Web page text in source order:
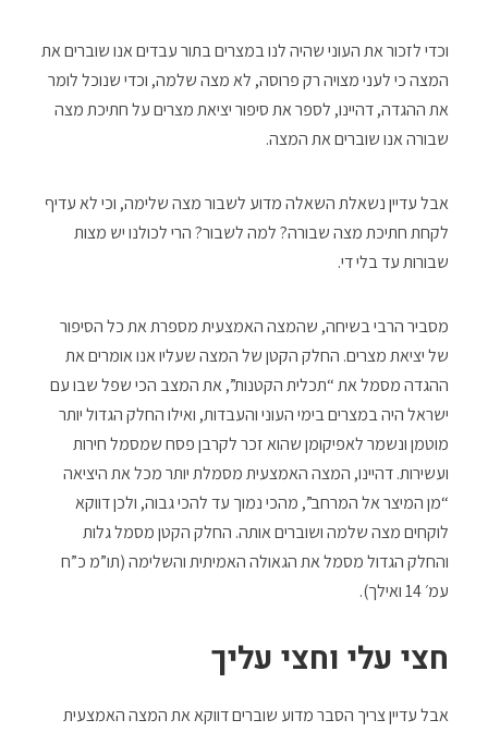
וכדי לזכור את העוני שהיה לנו במצרים בתור עבדים אנו שוברים את
המצה כי לעני מצויה רק פרוסה, לא מצה שלמה, וכדי שנוכל לומר
את ההגדה, דהיינו, לספר את סיפור יציאת מצרים על חתיכת מצה
שבורה אנו שוברים את המצה.
אבל עדיין נשאלת השאלה מדוע לשבור מצה שלימה, וכי לא עדיף
לקחת חתיכת מצה שבורה? למה לשבור? הרי לכולנו יש מצות
שבורות עד בלי די.
מסביר הרבי בשיחה, שהמצה האמצעית מספרת את כל הסיפור
של יציאת מצרים. החלק הקטן של המצה שעליו אנו אומרים את
ההגדה מסמל את “תכלית הקטנות”, את המצב הכי שפל שבו עם
ישראל היה במצרים בימי העוני והעבדות, ואילו החלק הגדול יותר
מוטמן ונשמר לאפיקומן שהוא זכר לקרבן פסח שמסמל חירות
ועשירות. דהיינו, המצה האמצעית מסמלת יותר מכל את היציאה
“מן המיצר אל המרחב”, מהכי נמוך עד להכי גבוה, ולכן דווקא
לוקחים מצה שלמה ושוברים אותה. החלק הקטן מסמל גלות
והחלק הגדול מסמל את הגאולה האמיתית והשלימה (תו”מ כ”ח
עמ׳ 14 ואילך).
חצי עלי וחצי עליך
אבל עדיין צריך הסבר מדוע שוברים דווקא את המצה האמצעית